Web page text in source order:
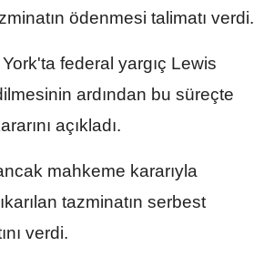
ödenmesi talimatı verdi.
federal yargıç Lewis
ardından bu süreçte
açıkladı.
mahkeme kararıyla
tazminatın serbest
verdi.